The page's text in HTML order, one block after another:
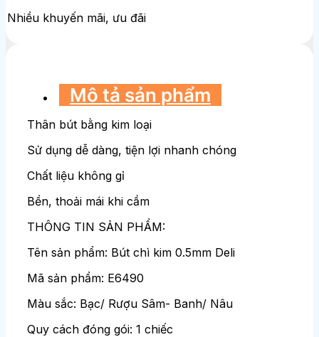
Nhiều khuyến mãi, ưu đãi
Mô tả sản phẩm
Thân bút bằng kim loại
Sử dụng dễ dàng, tiện lợi nhanh chóng
Chất liệu không gỉ
Bền, thoải mái khi cầm
THÔNG TIN SẢN PHẨM:
Tên sản phẩm: Bút chì kim 0.5mm Deli
Mã sản phẩm: E6490
Màu sắc: Bạc/ Rượu Sâm- Banh/ Nâu
Quy cách đóng gói: 1 chiếc